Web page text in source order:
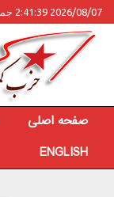
2026/08/07 2:41:39 جمعه
صفحه اصلی
ENGLISH